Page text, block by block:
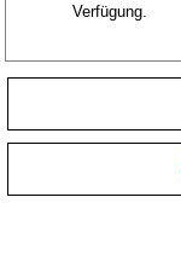
Verfügung.